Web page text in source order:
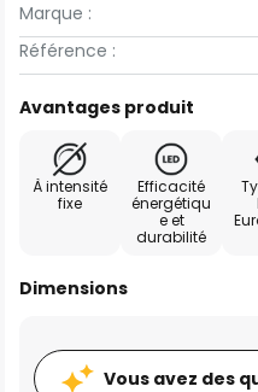
Marque :
Référence :
Avantages produit
À intensité
fixe
Efficacité
énergétiqu
e et
durabilité
Dimensions
Vous avez des